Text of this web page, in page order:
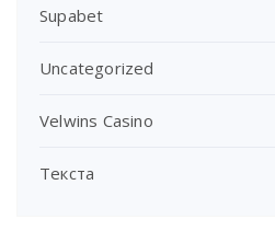
Supabet
Uncategorized
Velwins Casino
Текста